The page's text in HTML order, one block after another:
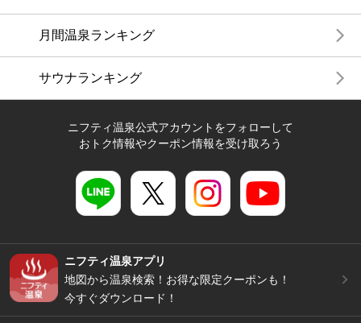
月間温泉ランキング
サウナランキング
ニフティ温泉公式アカウントをフォローして
おトク情報やクーポン情報を受け取ろう
ニフティ温泉アプリ
地図から温泉検索！お得な限定クーポンも！
今すぐダウンロード！